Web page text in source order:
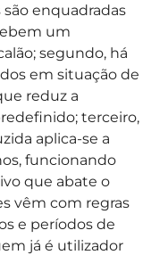
enquadradas
um
segundo, há
em situação de
reduz a
terceiro,
aplica-se a
funcionando
que abate o
vêm com regras
e períodos de
já é utilizador